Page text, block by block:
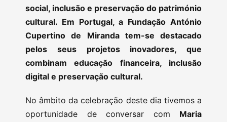
social, inclusão e preservação do património
cultural. Em Portugal, a Fundação António
Cupertino de Miranda tem-se destacado
pelos seus projetos inovadores, que
combinam educação financeira, inclusão
digital e preservação cultural.
No âmbito da celebração deste dia tivemos a
oportunidade de conversar com Maria